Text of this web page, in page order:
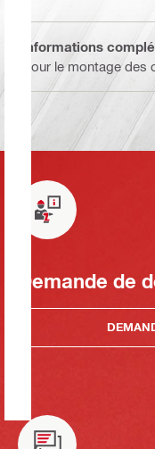
Informations
Pour le montage
Demande de